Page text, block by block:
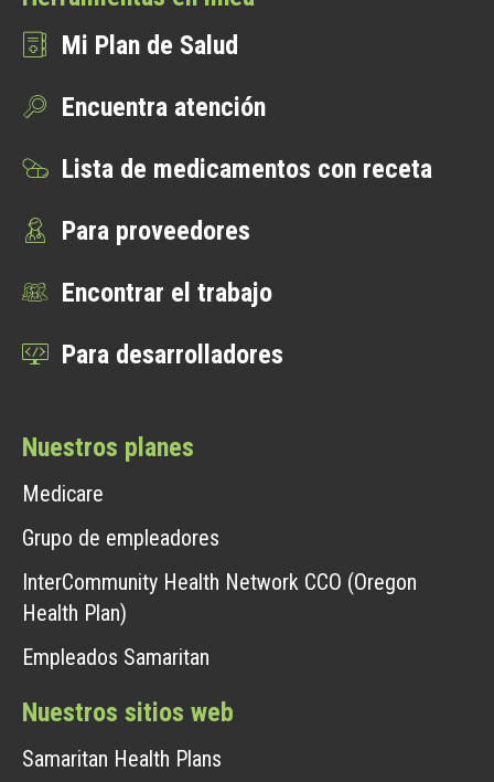
Mi Plan de Salud
Encuentra atención
Lista de medicamentos con receta
Para proveedores
Encontrar el trabajo
Para desarrolladores
Nuestros planes
Medicare
Grupo de empleadores
InterCommunity Health Network CCO (Oregon
Health Plan)
Empleados Samaritan
Nuestros sitios web
Samaritan Health Plans